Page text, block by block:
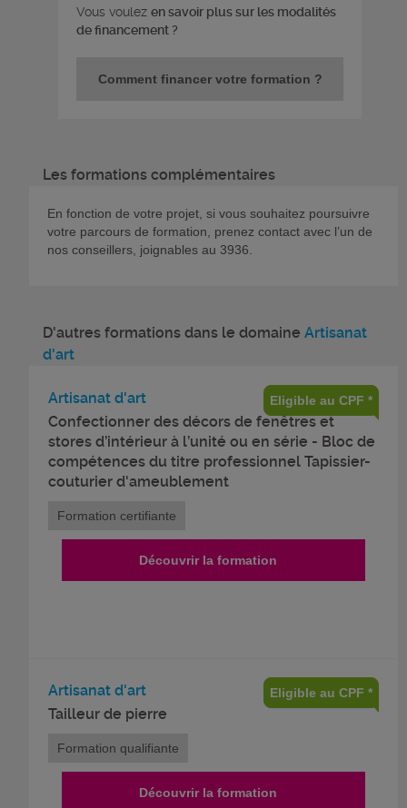
Vous voulez en savoir plus sur les modalités
de financement ?
Comment financer votre formation ?
Les formations complémentaires
En fonction de votre projet, si vous souhaitez poursuivre
votre parcours de formation, prenez contact avec l’un de
nos conseillers, joignables au 3936.
D'autres formations dans le domaine Artisanat
d'art
Artisanat d'art
Confectionner des décors de fenêtres et
stores d’intérieur à l’unité ou en série - Bloc de
compétences du titre professionnel Tapissier-
couturier d'ameublement
Eligible au CPF *
Formation certifiante
Découvrir la formation
Artisanat d'art
Tailleur de pierre
Eligible au CPF *
Formation qualifiante
Découvrir la formation